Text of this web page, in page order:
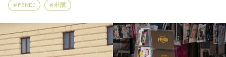
FENDI 米蘭